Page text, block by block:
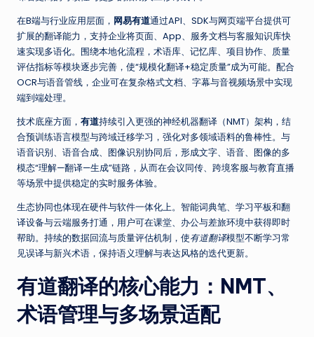
在B端与行业应用层面， 网易有道通过API、SDK与网页端平台提供可
扩展的翻译能力，支持企业将页面、App、服务文档与客服知识库快
速实现多语化。围绕本地化流程，术语库、记忆库、项目协作、质量
评估指标等模块逐步完善，使“规模化翻译+稳定质量”成为可能。配合
OCR与语音管线，企业可在复杂格式文档、字幕与音视频场景中实现
端到端处理。
技术底座方面， 有道持续引入更强的神经机器翻译（NMT）架构，结
合预训练语言模型与跨域迁移学习，强化对多领域语料的鲁棒性。与
语音识别、语音合成、图像识别协同后，形成文字、语音、图像的多
模态“理解—翻译—生成”链路，从而在会议同传、跨境客服与教育直播
等场景中提供稳定的实时服务体验。
生态协同也体现在硬件与软件一体化上。智能词典笔、学习平板和翻
译设备与云端服务打通，用户可在课堂、办公与差旅环境中获得即时
帮助。持续的数据回流与质量评估机制，使有道翻译模型不断学习常
见误译与新兴术语，保持语义理解与表达风格的迭代更新。
有道翻译的核心能力：NMT、
术语管理与多场景适配